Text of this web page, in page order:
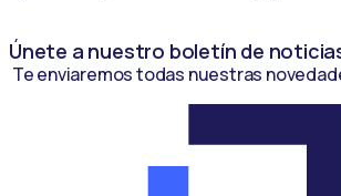
Únete a nuestro boletín de
Te enviaremos todas nuestras